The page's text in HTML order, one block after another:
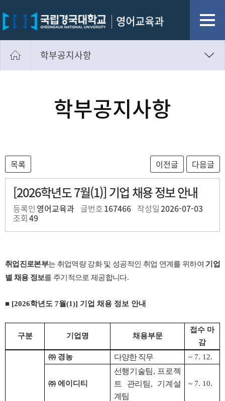
학부공지사항
대학원공지사항
채용구인학부공지사항
[2026학년도 7월(1)] 기업 채용 정보 안내
등록인 영어교육과 글번호167466 작성일2026-07-03
조회49
취업진로본부는 취업역량 강화 및 성공적인 취업 연계를 위하여 기업
별 채용 정보를 주기적으로 제공합니다.
■ [2026학년도 7월(1)] 기업 채용 정보 안내
구분 기업명 채용부문
접수 마
감
㈜ 경농 다양한 직무 ~ 7. 12.
㈜ 에이디티
선행기술팀, 프로젝
트 관리팀, 기계설
계팀
~ 7. 10.